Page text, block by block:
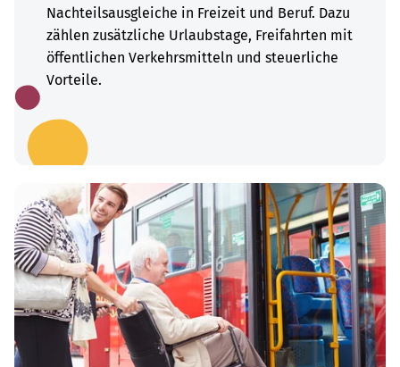
Nachteilsausgleiche in Freizeit und Beruf. Dazu
zählen zusätzliche Urlaubstage, Freifahrten mit
öffentlichen Verkehrsmitteln und steuerliche
Vorteile.